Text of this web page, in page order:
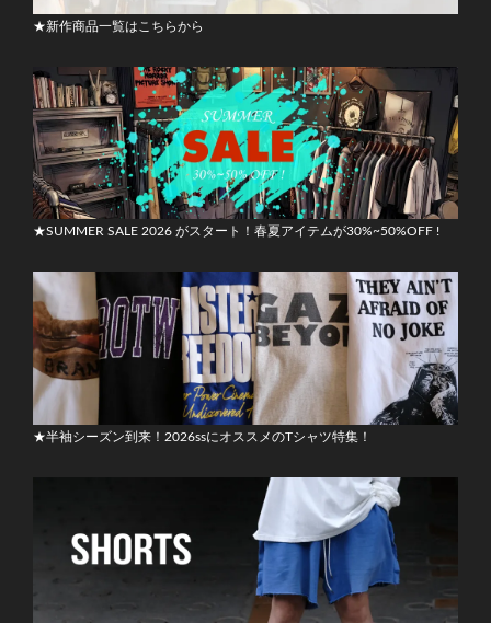
★新作商品一覧はこちらから
★SUMMER SALE 2026 がスタート！春夏アイテムが30%~50%OFF !
★半袖シーズン到来！2026ssにオススメのTシャツ特集！